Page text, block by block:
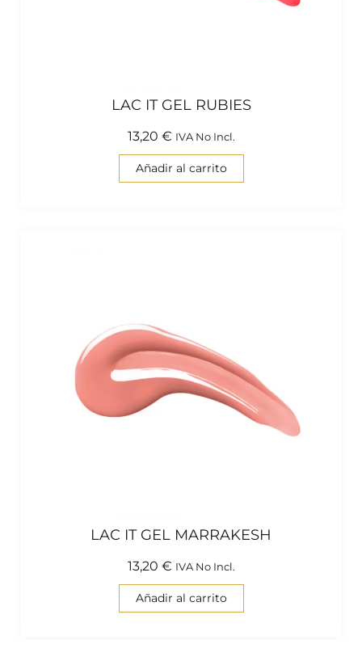
LAC IT GEL RUBIES
13,20 € IVA No Incl.
Añadir al carrito
LAC IT GEL MARRAKESH
13,20 € IVA No Incl.
Añadir al carrito